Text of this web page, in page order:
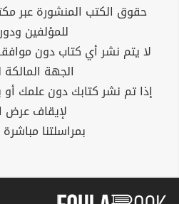
حقوق الكتب المنشورة عبر
للمؤلفين
لا يتم نشر أي كتاب دون
الجهة
إذا تم نشر كتابك دون علمك أو
لإيقاف عرض
بمراسلتنا